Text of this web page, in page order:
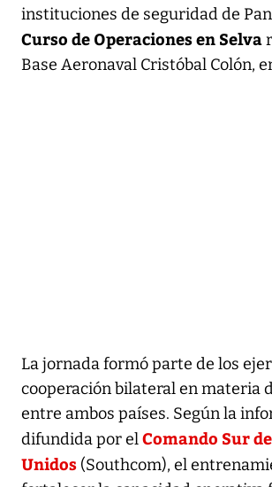
instituciones de seguridad de
Curso de Operaciones en Selva
Base Aeronaval Cristóbal Colón,
La jornada formó parte de los
cooperación bilateral en materia
entre ambos países. Según la
difundida por elComando Sur
Unidos (Southcom), el